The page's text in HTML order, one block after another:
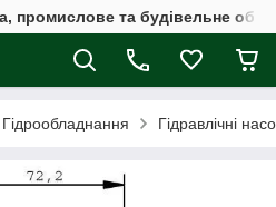
промислове та будівельне
Гідрообладнання Гідравлічні